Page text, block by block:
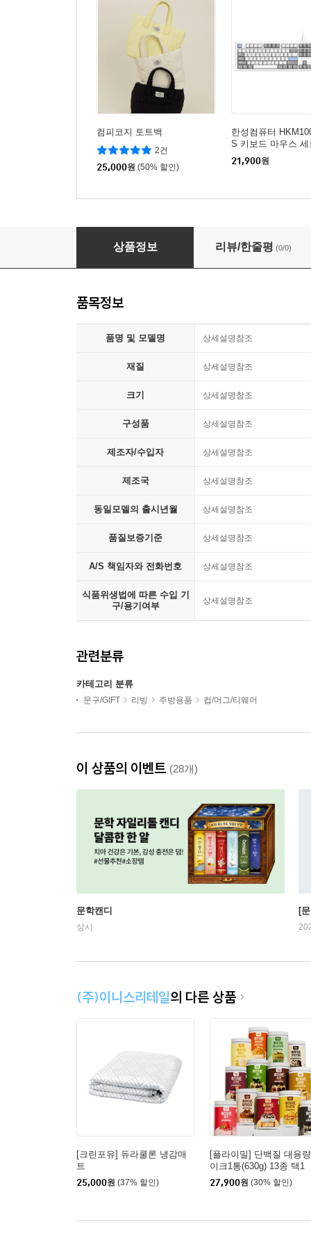
컴피코지 토트백
2건
25,000원 (50% 할인)
한성컴퓨터
S 키보드 마우스 세
21,900원
[레토] 블랙캣 머그컵 실리콘 빨대 뚜껑 패키지
상품정보 리뷰/한줄평 (0/0)
품목정보
품명 및 모델명 상세설명참조
재질 상세설명참조
크기 상세설명참조
구성품 상세설명참조
제조자/수입자 상세설명참조
제조국 상세설명참조
동일모델의 출시년월 상세설명참조
품질보증기준 상세설명참조
A/S 책임자와 전화번호 상세설명참조
식품위생법에 따른 수입 기
구/용기여부
상세설명참조
관련분류
카테고리 분류
문구/GIFT 리빙 주방용품 컵/머그/티웨어
이 상품의 이벤트 (28개)
문학캔디
상시
[
(주)이니스리테일의 다른 상품
[크린포유] 듀라쿨론 냉감매
트
25,000원 (37% 할인)
[플라이밀] 단백질 대용
이크1통(630g) 13종 택1
27,900원 (30% 할인)